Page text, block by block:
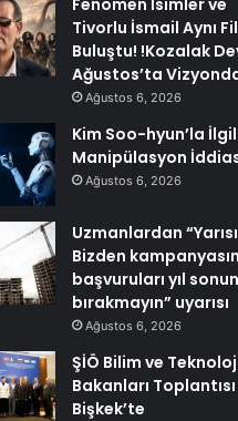
Fenomen İsimler ve
Tivorlu İsmail Aynı
Buluştu! !Kozalak
Ağustos’ta
Ağustos 6, 2026
Kim Soo-hyun’la
Manipülasyon
Ağustos 6, 2026
Uzmanlardan “Yarısı
Bizden
başvuruları yıl
bırakmayın” uyarısı
Ağustos 6, 2026
ŞİÖ Bilim ve
Bakanları Toplantısı
Bişkek’te